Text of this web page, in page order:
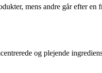
mens andre går efter en
og plejende